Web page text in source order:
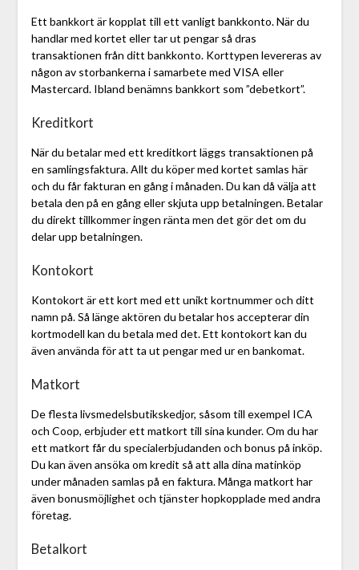
Ett bankkort är kopplat till ett vanligt bankkonto. När du
handlar med kortet eller tar ut pengar så dras
transaktionen från ditt bankkonto. Korttypen levereras av
någon av storbankerna i samarbete med VISA eller
Mastercard. Ibland benämns bankkort som ”debetkort”.
Kreditkort
När du betalar med ett kreditkort läggs transaktionen på
en samlingsfaktura. Allt du köper med kortet samlas här
och du får fakturan en gång i månaden. Du kan då välja att
betala den på en gång eller skjuta upp betalningen. Betalar
du direkt tillkommer ingen ränta men det gör det om du
delar upp betalningen.
Kontokort
Kontokort är ett kort med ett unikt kortnummer och ditt
namn på. Så länge aktören du betalar hos accepterar din
kortmodell kan du betala med det. Ett kontokort kan du
även använda för att ta ut pengar med ur en bankomat.
Matkort
De flesta livsmedelsbutikskedjor, såsom till exempel ICA
och Coop, erbjuder ett matkort till sina kunder. Om du har
ett matkort får du specialerbjudanden och bonus på inköp.
Du kan även ansöka om kredit så att alla dina matinköp
under månaden samlas på en faktura. Många matkort har
även bonusmöjlighet och tjänster hopkopplade med andra
företag.
Betalkort